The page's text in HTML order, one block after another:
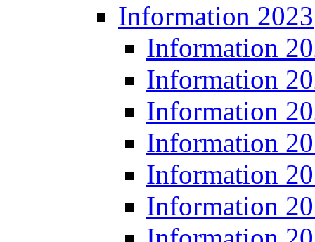
Information 2023
Information
Information
Information
Information
Information
Information